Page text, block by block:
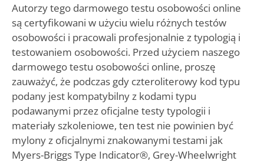
Autorzy tego darmowego testu osobowości online
są certyfikowani w użyciu wielu różnych testów
osobowości i pracowali profesjonalnie z typologią i
testowaniem osobowości. Przed użyciem naszego
darmowego testu osobowości online, proszę
zauważyć, że podczas gdy czteroliterowy kod typu
podany jest kompatybilny z kodami typu
podawanymi przez oficjalne testy typologii i
materiały szkoleniowe, ten test nie powinien być
mylony z oficjalnymi znakowanymi testami jak
Myers-Briggs Type Indicator®, Grey-Wheelwright